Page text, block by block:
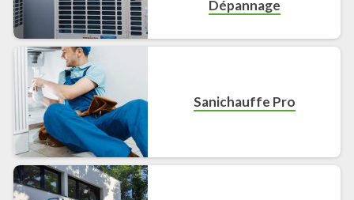
Dépannage
Sanichauffe Pro